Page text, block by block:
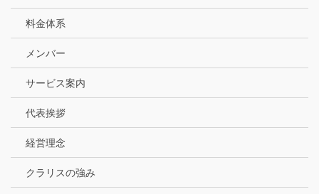
料金体系
メンバー
サービス案内
代表挨拶
経営理念
クラリスの強み